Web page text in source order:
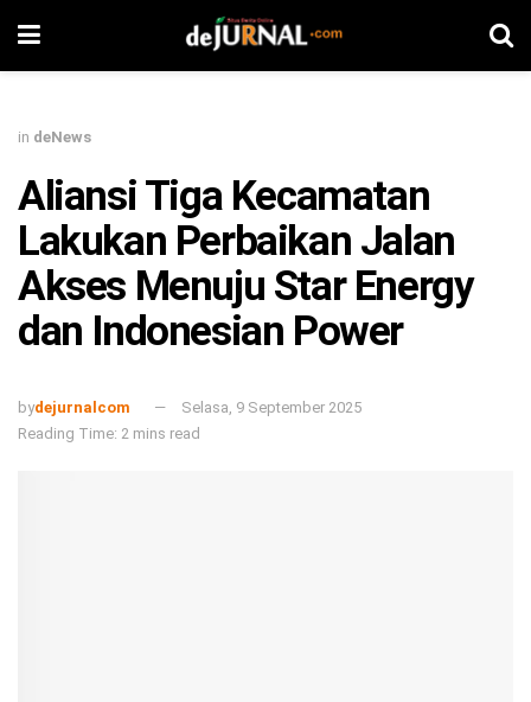
in deNews
Aliansi Tiga Kecamatan
Lakukan Perbaikan Jalan
Akses Menuju Star Energy
dan Indonesian Power
bydejurnalcom
Selasa, 9 September 2025
Reading Time: 2 mins read